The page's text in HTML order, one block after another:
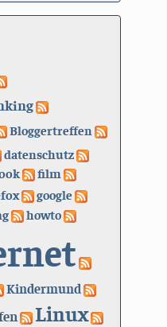
Bloggertreffen
datenschutz
film
google
howto
Kindermund
Linux